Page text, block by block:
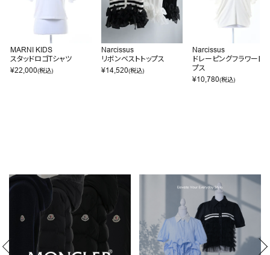
MARNI KIDS
スタッドロゴTシャツ
¥22,000(税込)
Narcissus
リボンベストトップス
¥14,520(税込)
Narcissus
ドレーピングフラワートッ
プス
¥10,780(税込)